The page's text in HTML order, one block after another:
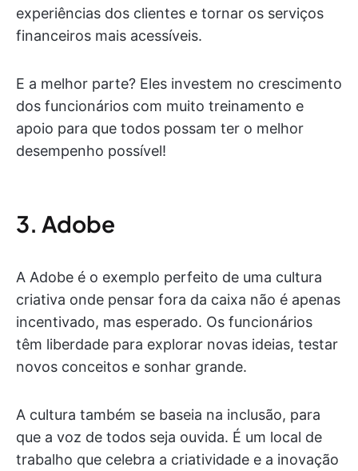
experiências dos clientes e tornar os serviços
financeiros mais acessíveis.
E a melhor parte? Eles investem no crescimento
dos funcionários com muito treinamento e
apoio para que todos possam ter o melhor
desempenho possível!
3. Adobe
A Adobe é o exemplo perfeito de uma cultura
criativa onde pensar fora da caixa não é apenas
incentivado, mas esperado. Os funcionários
têm liberdade para explorar novas ideias, testar
novos conceitos e sonhar grande.
A cultura também se baseia na inclusão, para
que a voz de todos seja ouvida. É um local de
trabalho que celebra a criatividade e a inovação